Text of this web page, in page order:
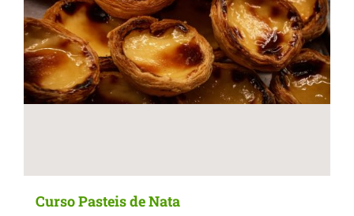
Curso Pasteis de Nata